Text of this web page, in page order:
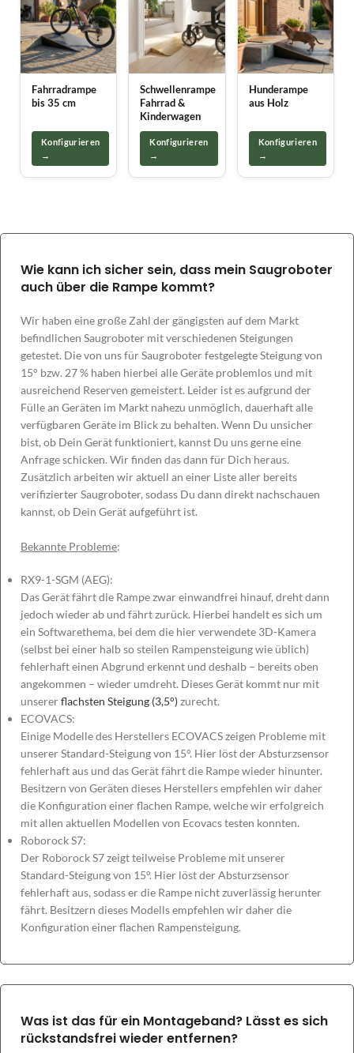
Fahrradrampe
bis 35 cm
Konfigurieren
→
Schwellenrampe
Fahrrad &
Kinderwagen
Konfigurieren
→
Hunderampe
aus Holz
Konfigurieren
→
Wie kann ich sicher sein, dass mein Saugroboter
auch über die Rampe kommt?
Wir haben eine große Zahl der gängigsten auf dem Markt
befindlichen Saugroboter mit verschiedenen Steigungen
getestet. Die von uns für Saugroboter festgelegte Steigung von
15° bzw. 27 % haben hierbei alle Geräte problemlos und mit
ausreichend Reserven gemeistert. Leider ist es aufgrund der
Fülle an Geräten im Markt nahezu unmöglich, dauerhaft alle
verfügbaren Geräte im Blick zu behalten. Wenn Du unsicher
bist, ob Dein Gerät funktioniert, kannst Du uns gerne eine
Anfrage schicken. Wir finden das dann für Dich heraus.
Zusätzlich arbeiten wir aktuell an einer Liste aller bereits
verifizierter Saugroboter, sodass Du dann direkt nachschauen
kannst, ob Dein Gerät aufgeführt ist.
Bekannte Probleme:
RX9-1-SGM (AEG):
Das Gerät fährt die Rampe zwar einwandfrei hinauf, dreht dann
jedoch wieder ab und fährt zurück. Hierbei handelt es sich um
ein Softwarethema, bei dem die hier verwendete 3D-Kamera
(selbst bei einer halb so steilen Rampensteigung wie üblich)
fehlerhaft einen Abgrund erkennt und deshalb – bereits oben
angekommen – wieder umdreht. Dieses Gerät kommt nur mit
unsererflachsten Steigung (3,5°)zurecht.
ECOVACS:
Einige Modelle des Herstellers ECOVACS zeigen Probleme mit
unserer Standard-Steigung von 15°. Hier löst der Absturzsensor
fehlerhaft aus und das Gerät fährt die Rampe wieder hinunter.
Besitzern von Geräten dieses Herstellers empfehlen wir daher
die Konfiguration einer flachen Rampe, welche wir erfolgreich
mit allen aktuellen Modellen von Ecovacs testen konnten.
Roborock S7:
Der Roborock S7 zeigt teilweise Probleme mit unserer
Standard-Steigung von 15°. Hier löst der Absturzsensor
fehlerhaft aus, sodass er die Rampe nicht zuverlässig herunter
fährt. Besitzern dieses Modells empfehlen wir daher die
Konfiguration einer flachen Rampensteigung.
Was ist das für ein Montageband? Lässt es sich
rückstandsfrei wieder entfernen?